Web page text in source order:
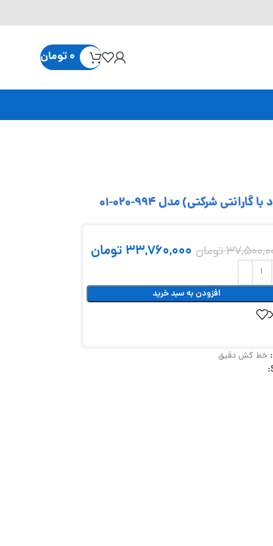
0تومان
تومان 33,760,000 تومان
افزودن به سبد خرید
خط کش دقیق